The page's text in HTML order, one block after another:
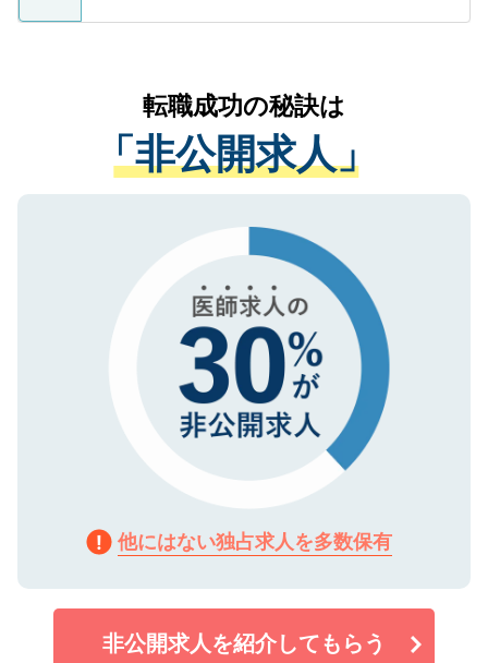
ているすべての個人データはご本人の許可
は、個人情報の取り扱いについての厳密な
管理基準を満たした事業者のみに付与され
る、プライバシーマークを取得済みです。
で、機密保持に関してもご安心ください。
かがいして、現在の医療機関の状況や紹介
経験をまじえながら、適切なアドバイスを
させていただきます。すぐにご転職をされ
ない方には、長期的なサポートが可能です
ので、まずはご登録ください。
転職成功の秘訣は
「非公開求人」
他にはない独占求人を多数保有
非公開求人を紹介してもらう